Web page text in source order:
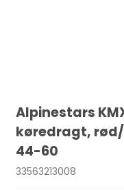
Alpinestars
køredragt,
44-60
33563213008